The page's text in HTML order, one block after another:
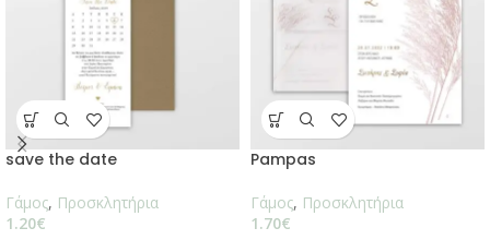
save the date
Γάμος, Προσκλητήρια
1.20€
Pampas
Γάμος, Προσκλητήρια
1.70€